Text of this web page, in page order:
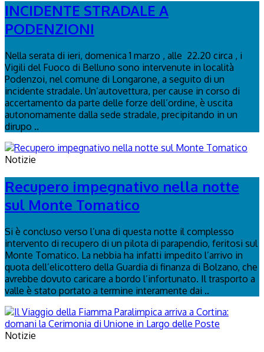
INCIDENTE STRADALE A
PODENZIONI
Nella serata di ieri, domenica 1 marzo , alle 22.20 circa , i
Vigili del Fuoco di Belluno sono intervenute in località
Podenzoi, nel comune di Longarone, a seguito di un
incidente stradale. Un’autovettura, per cause in corso di
accertamento da parte delle forze dell’ordine, è uscita
autonomamente dalla sede stradale, precipitando in un
dirupo ..
Notizie
Recupero impegnativo nella notte
sul Monte Tomatico
Si è concluso verso l’una di questa notte il complesso
intervento di recupero di un pilota di parapendio, feritosi sul
Monte Tomatico. La nebbia ha infatti impedito l’arrivo in
quota dell’elicottero della Guardia di finanza di Bolzano, che
avrebbe dovuto caricare a bordo l’infortunato. Il trasporto a
valle è stato portato a termine interamente dai ..
Notizie